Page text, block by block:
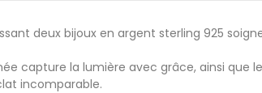
deux bijoux en argent sterling 925
capture la lumière avec grâce, ainsi que le
incomparable.